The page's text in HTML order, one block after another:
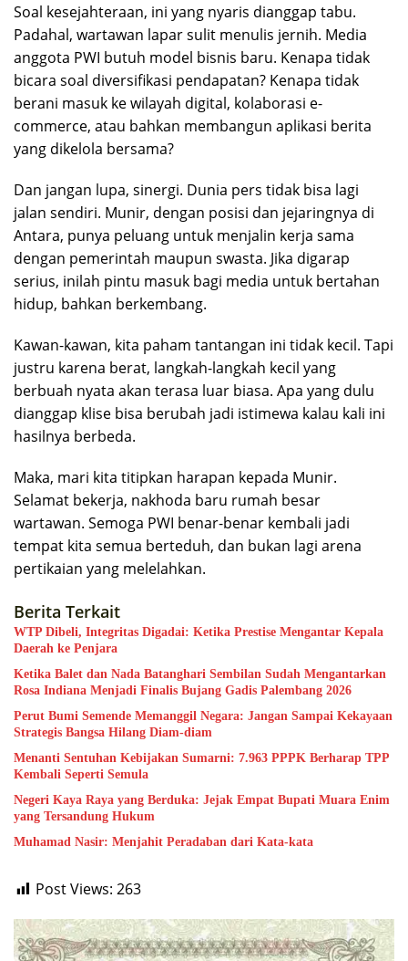
Soal kesejahteraan, ini yang nyaris dianggap tabu.
Padahal, wartawan lapar sulit menulis jernih. Media
anggota PWI butuh model bisnis baru. Kenapa tidak
bicara soal diversifikasi pendapatan? Kenapa tidak
berani masuk ke wilayah digital, kolaborasi e-
commerce, atau bahkan membangun aplikasi berita
yang dikelola bersama?
Dan jangan lupa, sinergi. Dunia pers tidak bisa lagi
jalan sendiri. Munir, dengan posisi dan jejaringnya di
Antara, punya peluang untuk menjalin kerja sama
dengan pemerintah maupun swasta. Jika digarap
serius, inilah pintu masuk bagi media untuk bertahan
hidup, bahkan berkembang.
Kawan-kawan, kita paham tantangan ini tidak kecil. Tapi
justru karena berat, langkah-langkah kecil yang
berbuah nyata akan terasa luar biasa. Apa yang dulu
dianggap klise bisa berubah jadi istimewa kalau kali ini
hasilnya berbeda.
Maka, mari kita titipkan harapan kepada Munir.
Selamat bekerja, nakhoda baru rumah besar
wartawan. Semoga PWI benar-benar kembali jadi
tempat kita semua berteduh, dan bukan lagi arena
pertikaian yang melelahkan.
Berita Terkait
WTP Dibeli, Integritas Digadai: Ketika Prestise Mengantar Kepala
Daerah ke Penjara
Ketika Balet dan Nada Batanghari Sembilan Sudah Mengantarkan
Rosa Indiana Menjadi Finalis Bujang Gadis Palembang 2026
Perut Bumi Semende Memanggil Negara: Jangan Sampai Kekayaan
Strategis Bangsa Hilang Diam-diam
Menanti Sentuhan Kebijakan Sumarni: 7.963 PPPK Berharap TPP
Kembali Seperti Semula
Negeri Kaya Raya yang Berduka: Jejak Empat Bupati Muara Enim
yang Tersandung Hukum
Muhamad Nasir: Menjahit Peradaban dari Kata-kata
Post Views: 263